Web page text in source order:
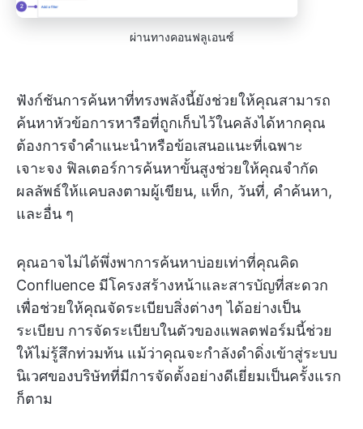
ผ่านทางคอนฟลูเอนซ์
ฟังก์ชันการค้นหาที่ทรงพลังนี้ยังช่วยให้คุณสามารถ
ค้นหาหัวข้อการหารือที่ถูกเก็บไว้ในคลังได้หากคุณ
ต้องการจำคำแนะนำหรือข้อเสนอแนะที่เฉพาะ
เจาะจง ฟิลเตอร์การค้นหาขั้นสูงช่วยให้คุณจำกัด
ผลลัพธ์ให้แคบลงตามผู้เขียน, แท็ก, วันที่, คำค้นหา,
และอื่น ๆ
คุณอาจไม่ได้พึ่งพาการค้นหาบ่อยเท่าที่คุณคิด
Confluence มีโครงสร้างหน้าและสารบัญที่สะดวก
เพื่อช่วยให้คุณจัดระเบียบสิ่งต่างๆ ได้อย่างเป็น
ระเบียบ การจัดระเบียบในตัวของแพลตฟอร์มนี้ช่วย
ให้ไม่รู้สึกท่วมท้น แม้ว่าคุณจะกำลังดำดิ่งเข้าสู่ระบบ
นิเวศของบริษัทที่มีการจัดตั้งอย่างดีเยี่ยมเป็นครั้งแรก
ก็ตาม